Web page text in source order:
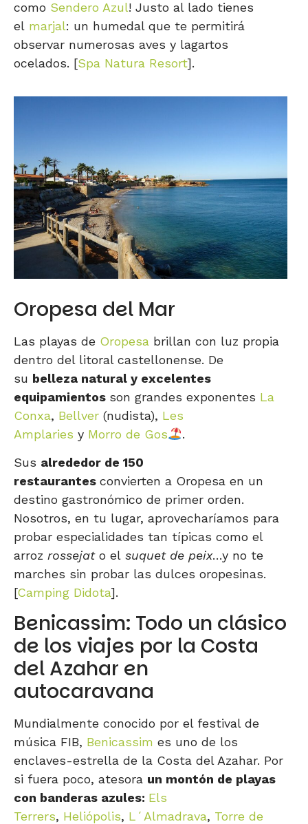
como Sendero Azul! Justo al lado tienes
el marjal: un humedal que te permitirá
observar numerosas aves y lagartos
ocelados. [Spa Natura Resort].
Oropesa del Mar
Las playas de Oropesa brillan con luz propia
dentro del litoral castellonense. De
su belleza natural y excelentes
equipamientos son grandes exponentes La
Conxa, Bellver (nudista), Les
Amplaries y Morro de Gos
.
Sus alrededor de 150
restaurantes convierten a Oropesa en un
destino gastronómico de primer orden.
Nosotros, en tu lugar, aprovecharíamos para
probar especialidades tan típicas como el
arroz rossejat o el suquet de peix…y no te
marches sin probar las dulces oropesinas.
[Camping Didota].
Benicassim: Todo un clásico
de los viajes por la Costa
del Azahar en
autocaravana
Mundialmente conocido por el festival de
música FIB, Benicassim es uno de los
enclaves-estrella de la Costa del Azahar. Por
si fuera poco, atesora un montón de playas
con banderas azules: Els
Terrers, Heliópolis, L´Almadrava, Torre de